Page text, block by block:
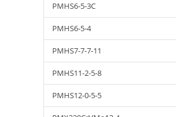
PMHS6-5-3C
PMHS6-5-4
PMHS7-7-7-11
PMHS11-2-5-8
PMHS12-0-5-5